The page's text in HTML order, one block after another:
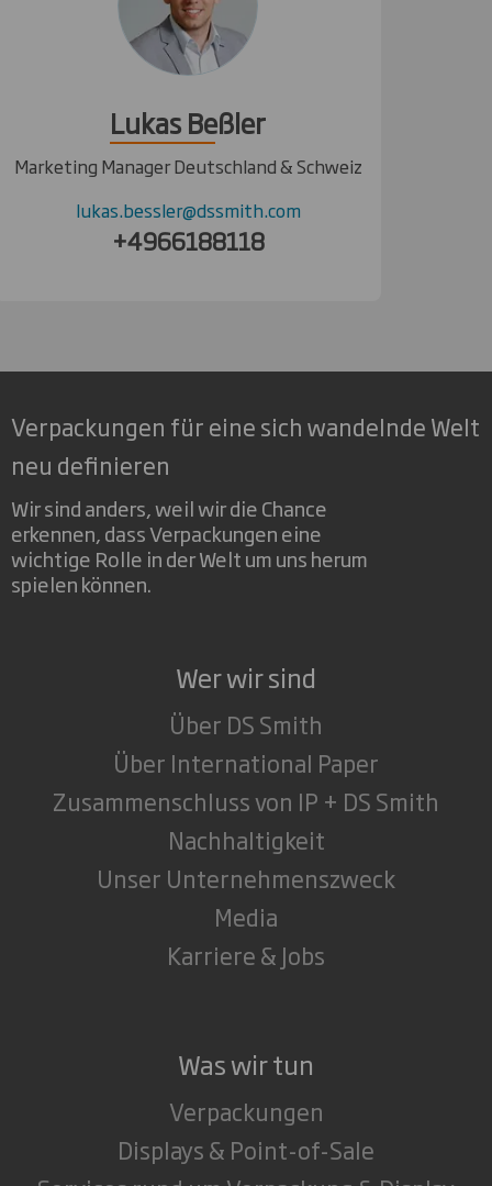
Lukas Beßler
Marketing Manager Deutschland & Schweiz
lukas.bessler@dssmith.com
+4966188118
Verpackungen für eine sich wandelnde Welt
neu definieren
Wir sind anders, weil wir die Chance
erkennen, dass Verpackungen eine
wichtige Rolle in der Welt um uns herum
spielen können.
Wer wir sind
Über DS Smith
Über International Paper
Zusammenschluss von IP + DS Smith
Nachhaltigkeit
Unser Unternehmenszweck
Media
Karriere & Jobs
Was wir tun
Verpackungen
Displays & Point-of-Sale